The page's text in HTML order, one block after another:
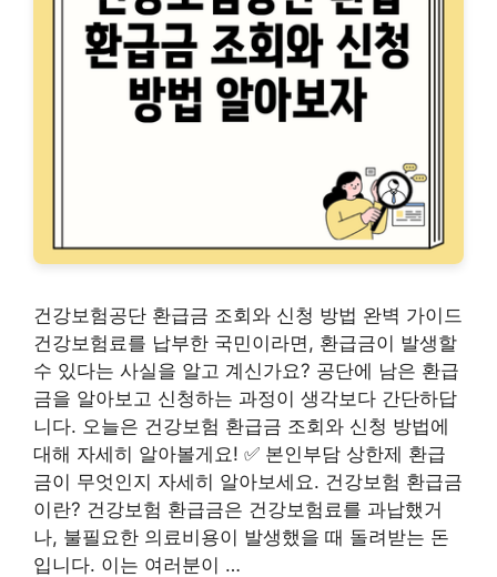
건강보험공단 환급금 조회와 신청 방법 완벽 가이드
건강보험료를 납부한 국민이라면, 환급금이 발생할
수 있다는 사실을 알고 계신가요? 공단에 남은 환급
금을 알아보고 신청하는 과정이 생각보다 간단하답
니다. 오늘은 건강보험 환급금 조회와 신청 방법에
대해 자세히 알아볼게요! ✅ 본인부담 상한제 환급
금이 무엇인지 자세히 알아보세요. 건강보험 환급금
이란? 건강보험 환급금은 건강보험료를 과납했거
나, 불필요한 의료비용이 발생했을 때 돌려받는 돈
입니다. 이는 여러분이 …